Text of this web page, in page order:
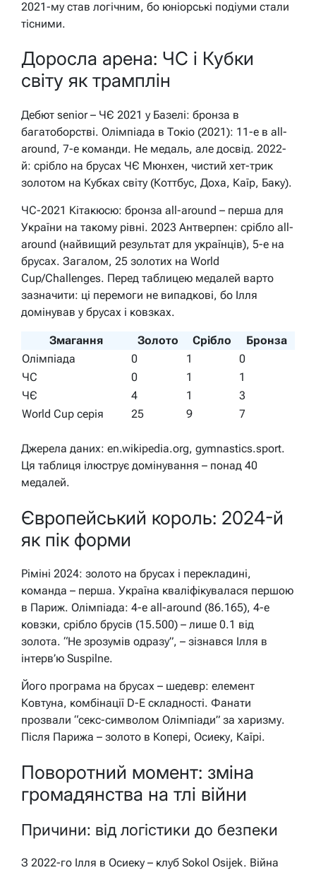
2021-му став логічним, бо юніорські подіуми стали
тісними.
Доросла арена: ЧС і Кубки
світу як трамплін
Дебют senior – ЧЄ 2021 у Базелі: бронза в
багатоборстві. Олімпіада в Токіо (2021): 11-е в all-
around, 7-е команди. Не медаль, але досвід. 2022-
й: срібло на брусах ЧЄ Мюнхен, чистий хет-трик
золотом на Кубках світу (Коттбус, Доха, Каїр, Баку).
ЧС-2021 Кітакюсю: бронза all-around – перша для
України на такому рівні. 2023 Антверпен: срібло all-
around (найвищий результат для українців), 5-е на
брусах. Загалом, 25 золотих на World
Cup/Challenges. Перед таблицею медалей варто
зазначити: ці перемоги не випадкові, бо Ілля
домінував у брусах і ковзках.
Змагання Золото Срібло
Бронза
Олімпіада
0 1
0
ЧС
0 1
1
ЧЄ
4 1
3
World Cup серія
25 9 7
Джерела даних: en.wikipedia.org, gymnastics.sport.
Ця таблиця ілюструє домінування – понад 40
медалей.
Європейський король: 2024-й
як пік форми
Ріміні 2024: золото на брусах і перекладині,
команда – перша. Україна кваліфікувалася першою
в Париж. Олімпіада: 4-е all-around (86.165), 4-е
ковзки, срібло брусів (15.500) – лише 0.1 від
золота. “Не зрозумів одразу”, – зізнався Ілля в
інтерв’ю Suspilne.
Його програма на брусах – шедевр: елемент
Ковтуна, комбінації D-E складності. Фанати
прозвали “секс-символом Олімпіади” за харизму.
Після Парижа – золото в Копері, Осиеку, Каїрі.
Поворотний момент: зміна
громадянства на тлі війни
Причини: від логістики до безпеки
З 2022-го Ілля в Осиеку – клуб Sokol Osijek. Війна